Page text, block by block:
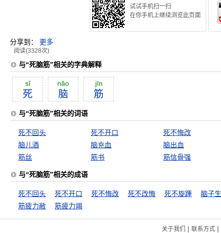
试试手机扫一扫
在你手机上继续浏览此页面
分享到： 更多
阅读(3328次)
与“死脑筋”相关的字典解释
sĭ
死
năo
脑
jīn
筋
与“死脑筋”相关的词语
死不回头 死不开口
死不悔改
脑儿酒
脑充血
脑出血
筋丝
筋书 筋信骨强
与“死脑筋”相关的成语
死不回头 死不开口 死不悔改 死不改悔 死不旋踵
脑子
筋疲力敝
筋疲力竭
关于我们 | 联系方式|